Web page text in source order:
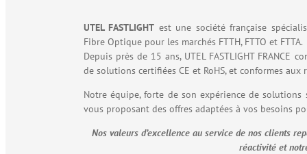
UTEL FASTLIGHT est une société française
Fibre Optique pour les marchés FTTH, FTTO et FTTA.
Depuis près de 15 ans, UTEL FASTLIGHT FRANCE
de solutions certifiées CE et RoHS, et conformes aux
Notre équipe, forte de son expérience de solutions
vous proposant des offres adaptées à vos besoins
Nos valeurs d’excellence au service de nos clients
réactivité et